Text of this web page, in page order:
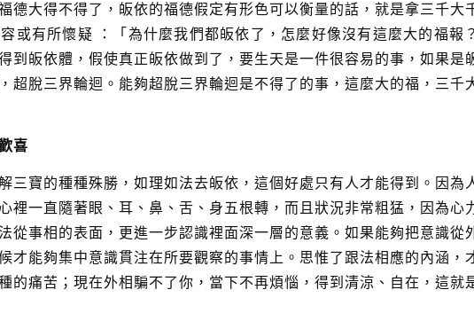
德大得不得了，皈依的福德假定有形色可以衡量的話，就是拿三千大
或有所懷疑 ：「為什麼我們都皈依了，怎麼好像沒有這麼大的福報
到皈依體，假使真正皈依做到了，要生天是一件很容易的事，如果是
超脫三界輪迴。能夠超脫三界輪迴是不得了的事，這麼大的福，三千
喜
三寶的種種殊勝，如理如法去皈依，這個好處只有人才能得到。因為
裡一直隨著眼、耳、鼻、舌、身五根轉，而且狀況非常粗猛，因為心
從事相的表面，更進一步認識裡面深一層的意義。如果能夠把意識從
才能夠集中意識貫注在所要觀察的事情上。思惟了跟法相應的內涵，
的痛苦；現在外相騙不了你，當下不再煩惱，得到清涼、自在，這就